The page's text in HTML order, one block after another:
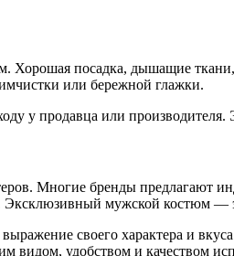
посадка, дышащие
или бережной глажки.
у продавца или
Многие бренды предлагают
мужской костюм —
своего характера и
удобством и качеством